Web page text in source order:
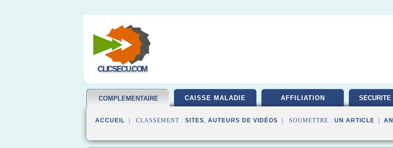
CLICSECU.COM
COMPLEMENTAIRE CAISSE MALADIE AFFILIATION
ACCUEIL | CLASSEMENT : SITES, AUTEURS DE VIDÉOS | SOUMETTRE : UN ARTICLE